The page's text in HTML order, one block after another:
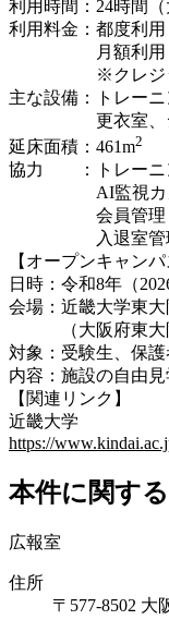
利用時間：24時間
利用料金：都度利
月額利用 学生
※クレジットカ
主な設備：トレー
更衣室、シャ
延床面積：461m2
協力 ：トレーニン
AI監視カメラ・
会員管理・会費
入退室管理シス
【オープンキャンパ
日時：令和8年（
会場：近畿大学東
（大阪府東大阪
対象：受験生、保
内容：施設の自由
【関連リンク】
近畿大学
https://
本件に関す
広報室
住所
〒577-8502 大